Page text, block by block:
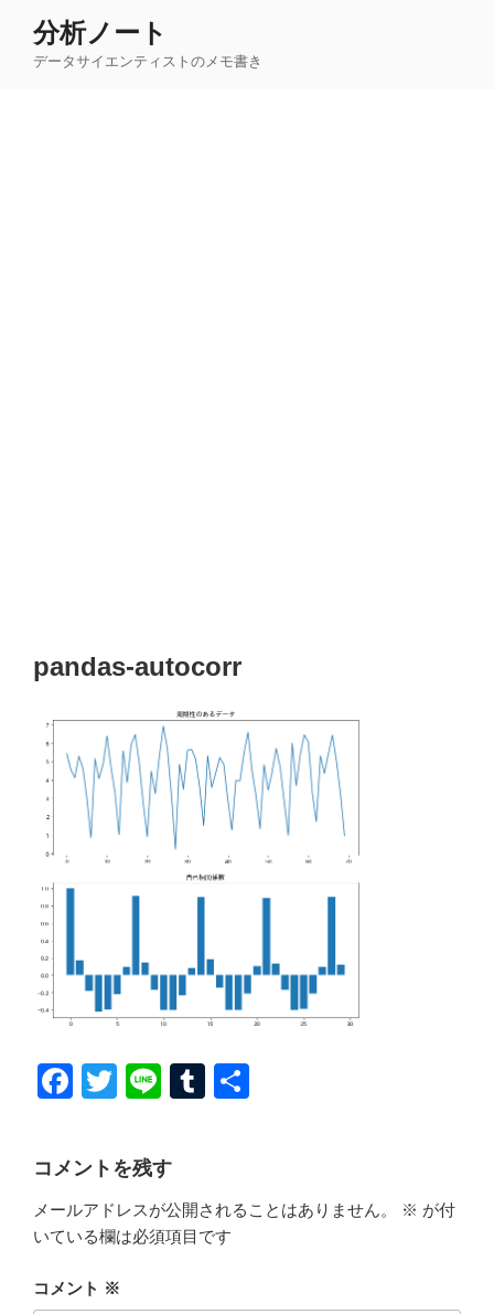
分析ノート
データサイエンティストのメモ書き
pandas-autocorr
F
c
e
b
o
o
T
tt
er
Li
e
T
r
コメントを残す
メールアドレスが公開されることはありません。 ※ が付
いている欄は必須項目です
コメント ※